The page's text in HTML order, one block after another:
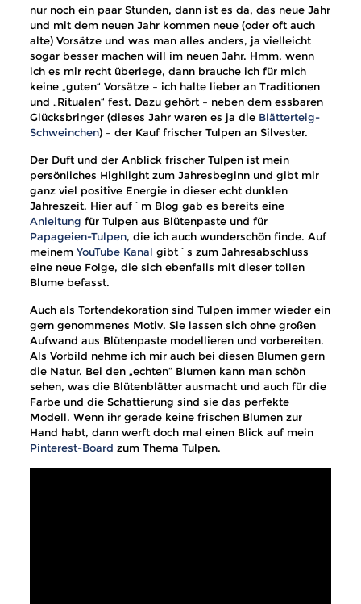
nur noch ein paar Stunden, dann ist es da, das neue Jahr
und mit dem neuen Jahr kommen neue (oder oft auch
alte) Vorsätze und was man alles anders, ja vielleicht
sogar besser machen will im neuen Jahr. Hmm, wenn
ich es mir recht überlege, dann brauche ich für mich
keine „guten“ Vorsätze – ich halte lieber an Traditionen
und „Ritualen“ fest. Dazu gehört – neben dem essbaren
Glücksbringer (dieses Jahr waren es ja die Blätterteig-
Schweinchen) – der Kauf frischer Tulpen an Silvester.
Der Duft und der Anblick frischer Tulpen ist mein
persönliches Highlight zum Jahresbeginn und gibt mir
ganz viel positive Energie in dieser echt dunklen
Jahreszeit. Hier auf´m Blog gab es bereits eine
Anleitung für Tulpen aus Blütenpaste und für
Papageien-Tulpen, die ich auch wunderschön finde. Auf
meinem YouTube Kanal gibt´s zum Jahresabschluss
eine neue Folge, die sich ebenfalls mit dieser tollen
Blume befasst.
Auch als Tortendekoration sind Tulpen immer wieder ein
gern genommenes Motiv. Sie lassen sich ohne großen
Aufwand aus Blütenpaste modellieren und vorbereiten.
Als Vorbild nehme ich mir auch bei diesen Blumen gern
die Natur. Bei den „echten“ Blumen kann man schön
sehen, was die Blütenblätter ausmacht und auch für die
Farbe und die Schattierung sind sie das perfekte
Modell. Wenn ihr gerade keine frischen Blumen zur
Hand habt, dann werft doch mal einen Blick auf mein
Pinterest-Board zum Thema Tulpen.